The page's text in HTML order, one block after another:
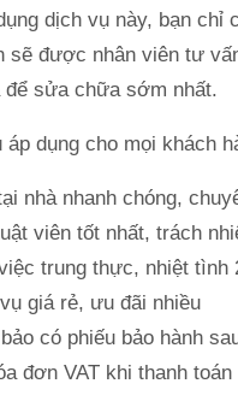
dịch vụ này, bạn chỉ
sẽ được nhân viên tư
để sửa chữa sớm nhất.
áp dụng cho mọi khách
nhà nhanh chóng,
viên tốt nhất, trách
trung thực, nhiệt tình
giá rẻ, ưu đãi nhiều
có phiếu bảo hành
đơn VAT khi thanh toán